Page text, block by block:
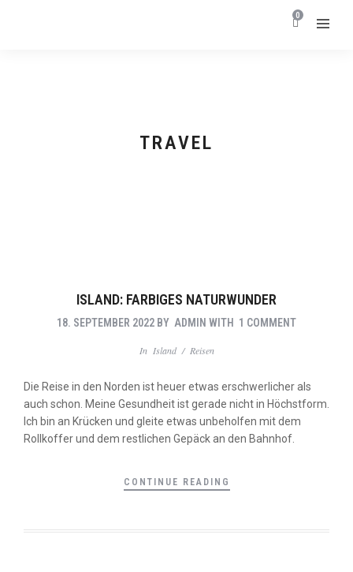
0
TRAVEL
ISLAND: FARBIGES NATURWUNDER
18. SEPTEMBER 2022 BY ADMIN WITH 1 COMMENT
In Island/ Reisen
Die Reise in den Norden ist heuer etwas erschwerlicher als
auch schon. Meine Gesundheit ist gerade nicht in Höchstform.
Ich bin an Krücken und gleite etwas unbeholfen mit dem
Rollkoffer und dem restlichen Gepäck an den Bahnhof.
CONTINUE READING